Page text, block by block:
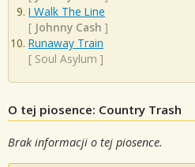
I Walk The Line
[ Johnny Cash ]
Runaway Train
[ Soul Asylum ]
O tej piosence: Country Trash
Brak informacji o tej piosence.